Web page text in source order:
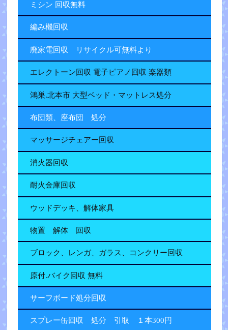
ミシン 回収無料
編み機回収
廃家電回収 リサイクル可無料より
エレクトーン回収 電子ピアノ回収 楽器類
鴻巣.北本市 大型ベッド・マットレス処分
布団類、座布団 処分
マッサージチェアー回収
消火器回収
耐火金庫回収
ウッドデッキ、解体家具
物置 解体 回収
ブロック、レンガ、ガラス、コンクリー回収
原付.バイク回収 無料
サーフボード処分回収
スプレー缶回収 処分 引取 １本300円